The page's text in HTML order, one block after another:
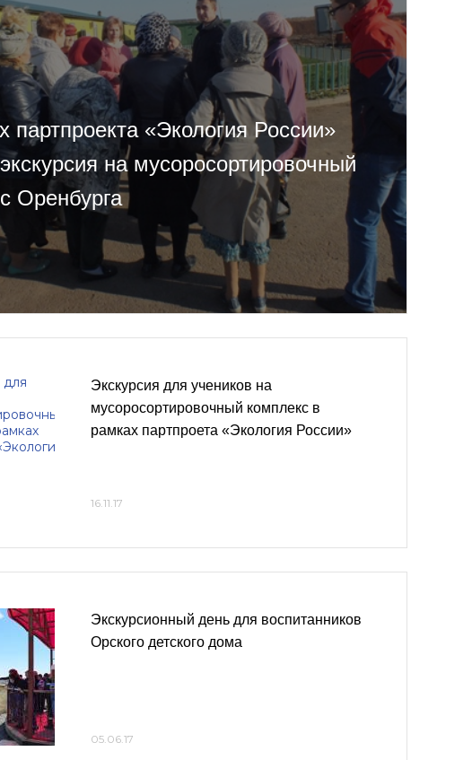
партпроекта «Экология России»
на мусоросортировочный
Оренбурга
Экскурсия для учеников на
мусоросортировочный комплекс в
рамках партпроета «Экология России»
16.11.17
Экскурсионный день для воспитанников
Орского детского дома
05.06.17